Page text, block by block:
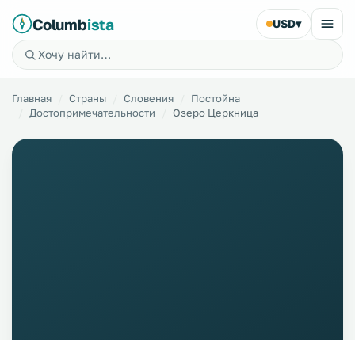
Columbista USD▾
Главная Страны Словения
Постойна
Достопримечательности
Озеро Церкница